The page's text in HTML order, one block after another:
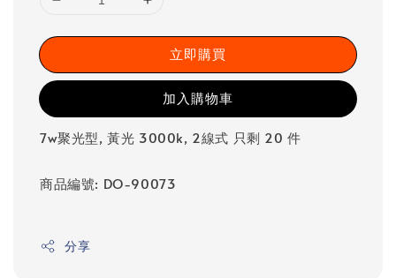
立即購買
加入購物車
7w聚光型, 黃光 3000k, 2線式 只剩 20 件
商品編號: DO-90073
分享